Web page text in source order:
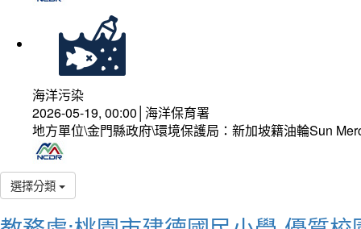
海洋污染
2026-05-19, 00:00│海洋保育署
地方單位\金門縣政府\環境保護局：新加坡籍油輪Sun
選擇分類